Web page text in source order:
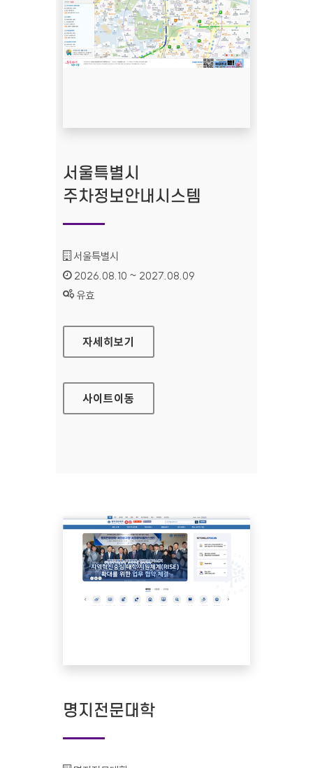
서울특별시
주차정보안내시스템
기관명 :
서울특별시
인증기간 :
2026.08.10 ~ 2027.08.09
상태 :
유효
서울특별시 주차정보안내시스템
자세히보기
사이트이동
명지전문대학